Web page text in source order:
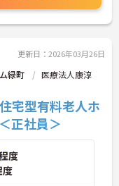
更新日：2026年03月26日
緑町
医療法人康淳
宅型有料老人ホ
正社員＞
度
度